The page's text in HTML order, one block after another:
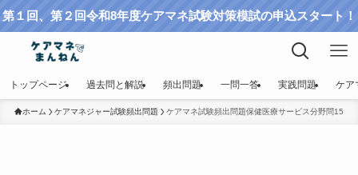
第１回、第２回令和8年度ケアマネ試験対策模試の申込スタート！
トップページ 過去問と解説 頻出問題 一問一答 実践問題 ケア
ホーム ケアマネジャー試験頻出問題 ケアマネ試験頻出問題保健医療サービス分野問15